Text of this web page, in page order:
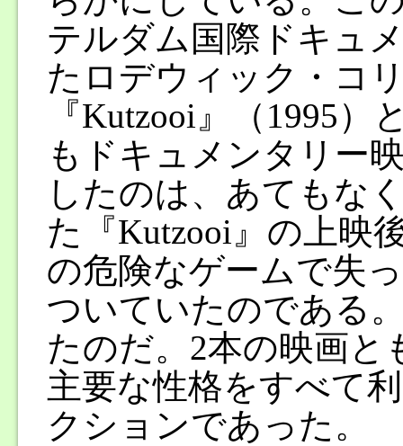
テルダム国際ドキュ
たロデウィック・コ
『Kutzooi』（1995）
もドキュメンタリー
したのは、あてもな
た『Kutzooi』の上映
の危険なゲームで失
ついていたのである
たのだ。2本の映画
主要な性格をすべて
クションであった。